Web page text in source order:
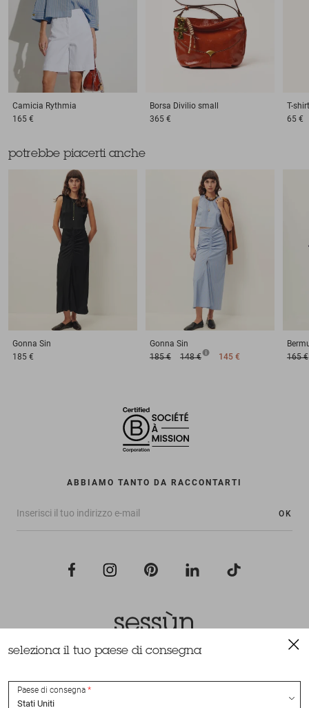
Camicia Rythmia
165 €
Borsa Divilio small
365 €
T-shirt
65 €
potrebbe piacerti anche
Gonna Sin
185 €
Gonna Sin
185 €
148 € 145 €
165 €
ABBIAMO TANTO DA RACCONTARTI
OK
Tutti i diritti riservati Sessùn 2022
seleziona il tuo paese di consegna
Paese di consegna